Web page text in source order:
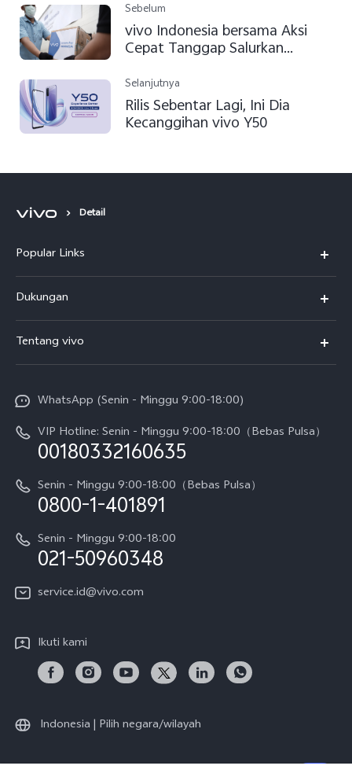
Sebelum
vivo Indonesia bersama Aksi
Cepat Tanggap Salurkan
Selanjutnya
Rilis Sebentar Lagi, Ini Dia
Kecanggihan vivo Y50
Detail
Popular Links
T5
T5 Pro
V70
V70 FE
Y05
X300 Pro
Gerai Terdekat
Dukungan
Service Center
Funtouch OS
Pembaruan Sistem
Harga Spare Part
Otentikasi IMEI
Kebijakan Garansi vivo
Layanan Perbaikan Antar Jemput
Unduh LUT untuk Memulihkan Log
Tentang vivo
Sejarah
Berita
Pemberitahuan Hukum
Tentang Kami
Pusat Privasi vivo
WhatsApp (Senin - Minggu 9:00-18:00)
VIP Hotline: Senin - Minggu 9:00-18:00（Bebas Pulsa）
00180332160635
Senin - Minggu 9:00-18:00（Bebas Pulsa）
0800-1-401891
Senin - Minggu 9:00-18:00
021-50960348
service.id@vivo.com
Ikuti kami
Indonesia | Pilih negara/wilayah